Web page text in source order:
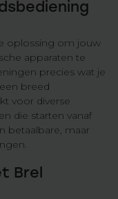
oplossing om jouw
apparaten te
precies wat je
breed
voor diverse
die starten vanaf
betaalbare, maar
Brel